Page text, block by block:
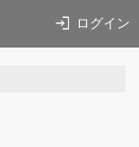
login ログイン